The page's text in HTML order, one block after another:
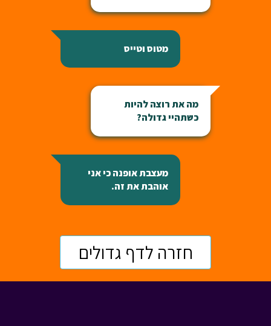
מטוס וטייס
מה את רוצה להיות
כשתהיי גדולה?
מעצבת אופנה כי אני
אוהבת את זה.
חזרה לדף גדולים